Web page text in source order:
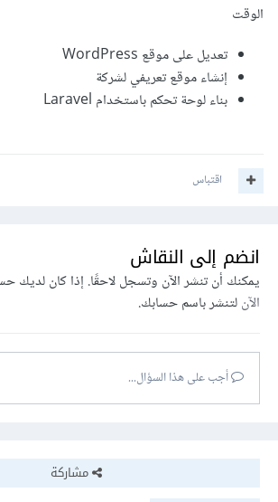
بعد ذلك ستحتاج إلى تعلم كيفية نشر المشاريع
الوقت
تعديل على موقع WordPress
إنشاء موقع تعريفي لشركة
بناء لوحة تحكم باستخدام Laravel
اقتباس
انضم إلى النقاش
يمكنك أن تنشر الآن وتسجل لاحقًا. إذا كان لديك
الآنلتنشر باسم حسابك.
أجب على هذا السؤال...
مشاركة